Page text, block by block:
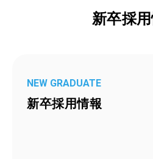
新卒採
NEW GRADUATE
新卒採用情報